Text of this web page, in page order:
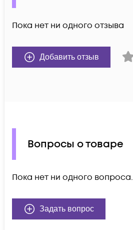
Пока нет ни одного отзыва
Добавить отзыв
Вопросы о товаре
Пока нет ни одного вопроса.
Задать вопрос